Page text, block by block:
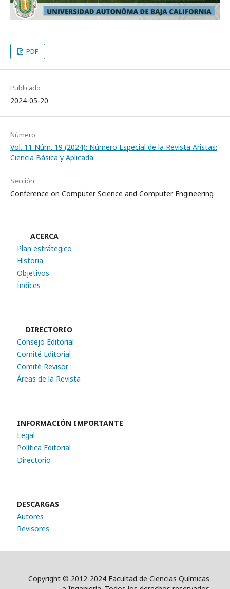
PDF
Publicado
2024-05-20
Número
Vol. 11 Núm. 19 (2024): Número Especial de la Revista Aristas:
Ciencia Básica y Aplicada.
Sección
Conference on Computer Science and Computer Engineering
ACERCA
Plan estrátegico
Historia
Objetivos
Índices
DIRECTORIO
Consejo Editorial
Comité Editorial
Comité Revisor
Áreas de la Revista
INFORMACIÓN IMPORTANTE
Legal
Política Editorial
Directorio
DESCARGAS
Autores
Revisores
Copyright © 2012-2024 Facultad de Ciencias Químicas